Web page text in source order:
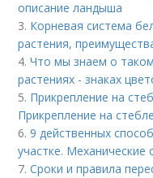
описание ландыша
3. Корневая система
растения,
4.Что мы знаем о
растениях - знаках
5. Прикрепление на
Прикрепление на
6.9 действенных
участке. Механические
7.Сроки и правила